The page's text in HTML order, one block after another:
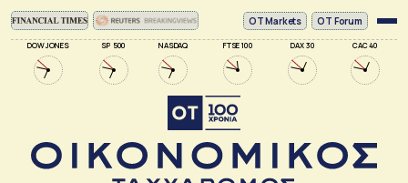
DOW JONES SP 500 NASDAQ FTSE 100 DAX 30 CAC 40
ΟΤ Markets OT Forum